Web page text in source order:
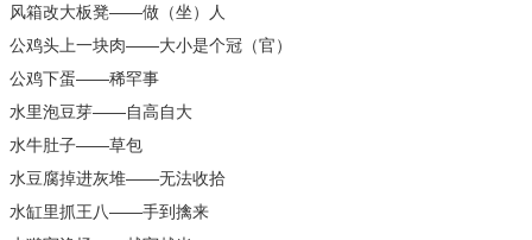
风箱改大板凳——做（坐）人
公鸡头上一块肉——大小是个冠（官）
公鸡下蛋——稀罕事
水里泡豆芽——自高自大
水牛肚子——草包
水豆腐掉进灰堆——无法收拾
水缸里抓王八——手到擒来